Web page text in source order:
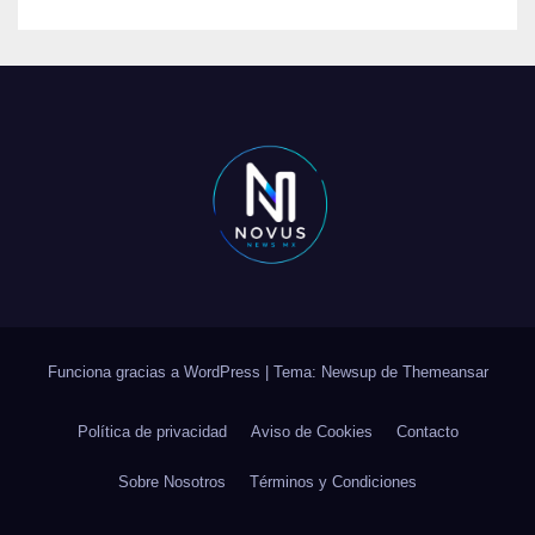
Funciona gracias a WordPress Tema: Newsup de Themeansar
Política de privacidad Aviso de Cookies Contacto
Sobre Nosotros Términos y Condiciones